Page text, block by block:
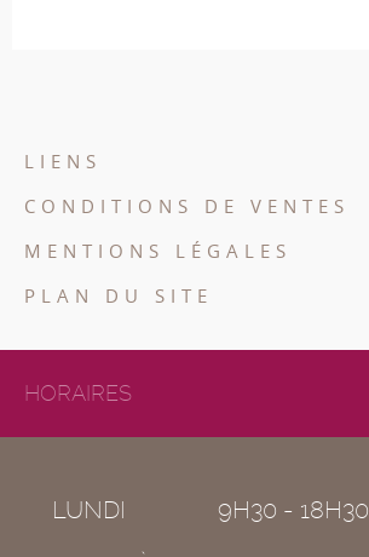
LIENS
CONDITIONS DE VENTES
MENTIONS LÉGALES
PLAN DU SITE
HORAIRES
LUNDI
9H30 - 18H30